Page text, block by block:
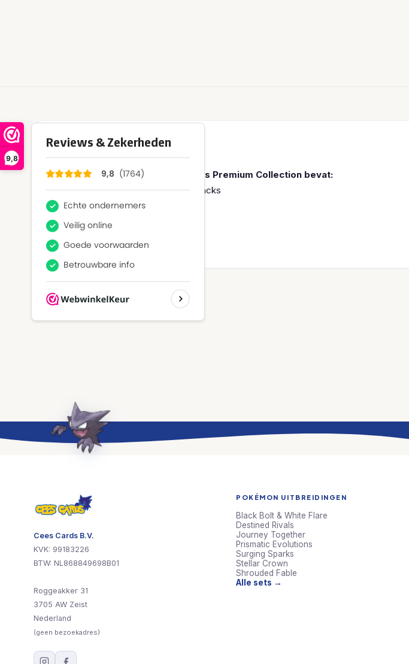
9,8
Over dit product
De Pokémon 151 Blooming Waters Premium Collection bevat:
12 Pokémon TCG: 151 booster packs
4 foil kaarten
1 oversized foil kaart
Cees Cards B.V.
KVK: 99183226
BTW: NL868849698B01
Roggeakker 31
3705 AW Zeist
Nederland
(geen bezoekadres)
POKÉMON UITBREIDINGEN
Black Bolt & White Flare
Destined Rivals
Journey Together
Prismatic Evolutions
Surging Sparks
Stellar Crown
Shrouded Fable
Alle sets →